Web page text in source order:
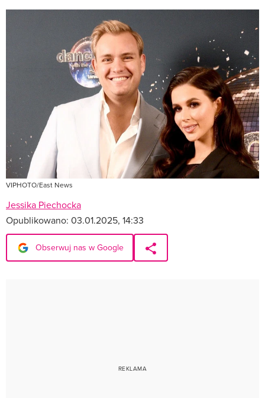
VIPHOTO/East News
Jessika Piechocka
Opublikowano: 03.01.2025, 14:33
Obserwuj nas w Google